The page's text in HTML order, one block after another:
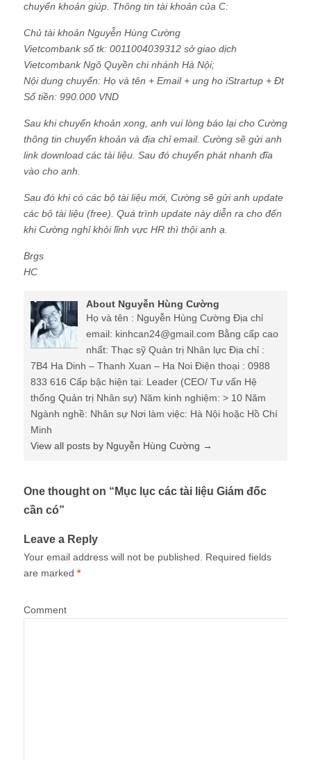
chuyển khoản giúp. Thông tin tài khoản của C:
Chủ tài khoản Nguyễn Hùng Cường
Vietcombank số tk: 0011004039312 sở giao dịch
Vietcombank Ngô Quyền chi nhánh Hà Nội;
Nội dung chuyển: Họ và tên + Email + ung ho iStrartup + Đt
Số tiền: 990.000 VND
Sau khi chuyển khoản xong, anh vui lòng báo lại cho Cường
thông tin chuyển khoản và địa chỉ email. Cường sẽ gửi anh
link download các tài liệu. Sau đó chuyển phát nhanh đĩa
vào cho anh.
Sau đó khi có các bộ tài liệu mới, Cường sẽ gửi anh update
các bộ tài liệu (free). Quá trình update này diễn ra cho đến
khi Cường nghỉ khỏi lĩnh vực HR thì thội anh ạ.
Brgs
HC
About Nguyễn Hùng Cường
Họ và tên : Nguyễn Hùng Cường Địa chỉ
email: kinhcan24@gmail.com Bằng cấp cao
nhất: Thạc sỹ Quản trị Nhân lực Địa chỉ :
7B4 Ha Dinh – Thanh Xuan – Ha Noi Điện thoại : 0988
833 616 Cấp bậc hiện tại: Leader (CEO/ Tư vấn Hệ
thống Quản trị Nhân sự) Năm kinh nghiệm: > 10 Năm
Ngành nghề: Nhân sự Nơi làm việc: Hà Nội hoặc Hồ Chí
Minh
View all posts by Nguyễn Hùng Cường →
One thought on “ Mục lục các tài liệu Giám đốc
cần có”
Leave a Reply
Your email address will not be published.
Required fields
are marked *
Comment